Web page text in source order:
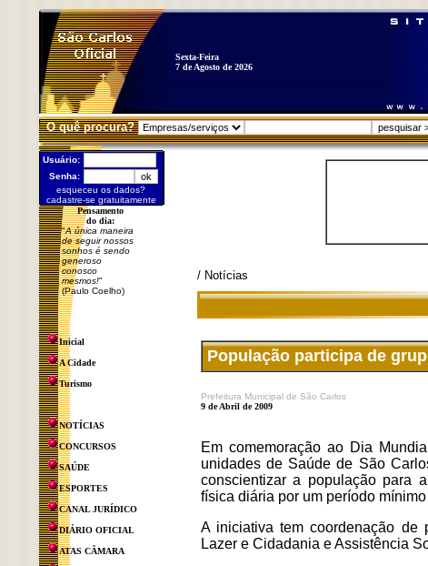
Sexta-Feira
7 de Agosto de 2026
O quê procura?
Usuário:
Senha:
esqueceu os dados?
cadastre-se gratuitamente
Pensamento
do dia:
"A única maneira
de seguir nossos
sonhos é sendo
generoso
conosco
mesmos!"
(Paulo Coelho)
Inicial
A Cidade
Turismo
NOTÍCIAS
CONCURSOS
SAÚDE
ESPORTES
CANAL JURÍDICO
DIÁRIO OFICIAL
ATAS CÂMARA
/ Notícias
População participa de
Prefeitura Municipal de São Carlos
9 de Abril de 2009
Em comemoração ao Dia
unidades de Saúde de São
conscientizar a população para
física diária por um período
A iniciativa tem coordenação de
Lazer e Cidadania e Assistência